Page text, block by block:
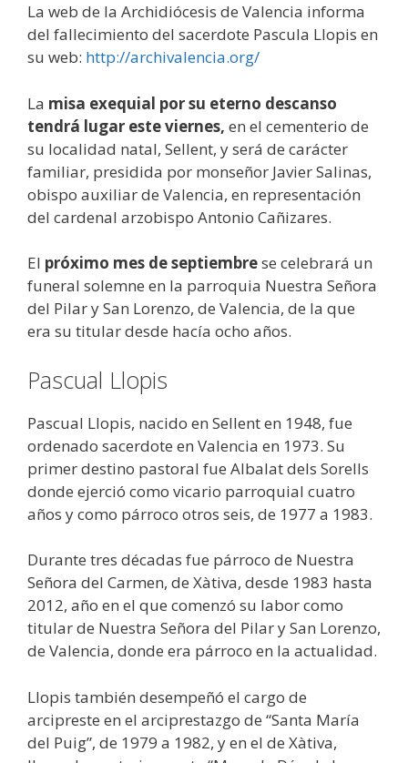
La web de la Archidiócesis de Valencia informa
del fallecimiento del sacerdote Pascula Llopis en
su web: http://archivalencia.org/
La misa exequial por su eterno descanso
tendrá lugar este viernes, en el cementerio de
su localidad natal, Sellent, y será de carácter
familiar, presidida por monseñor Javier Salinas,
obispo auxiliar de Valencia, en representación
del cardenal arzobispo Antonio Cañizares.
El próximo mes de septiembrese celebrará un
funeral solemne en la parroquia Nuestra Señora
del Pilar y San Lorenzo, de Valencia, de la que
era su titular desde hacía ocho años.
Pascual Llopis
Pascual Llopis, nacido en Sellent en 1948, fue
ordenado sacerdote en Valencia en 1973. Su
primer destino pastoral fue Albalat dels Sorells
donde ejerció como vicario parroquial cuatro
años y como párroco otros seis, de 1977 a 1983.
Durante tres décadas fue párroco de Nuestra
Señora del Carmen, de Xàtiva, desde 1983 hasta
2012, año en el que comenzó su labor como
titular de Nuestra Señora del Pilar y San Lorenzo,
de Valencia, donde era párroco en la actualidad.
Llopis también desempeñó el cargo de
arcipreste en el arciprestazgo de “Santa María
del Puig”, de 1979 a 1982, y en el de Xàtiva,